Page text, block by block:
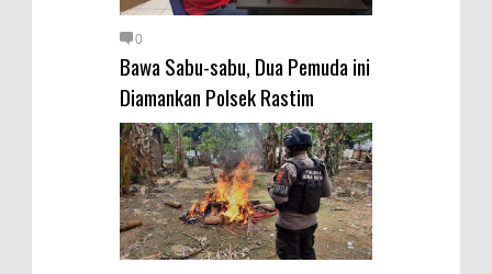
0
Bawa Sabu-sabu, Dua Pemuda ini
Diamankan Polsek Rastim